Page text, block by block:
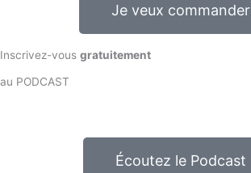
Je veux commander
Inscrivez-vous gratuitement
au PODCAST
Écoutez le Podcast